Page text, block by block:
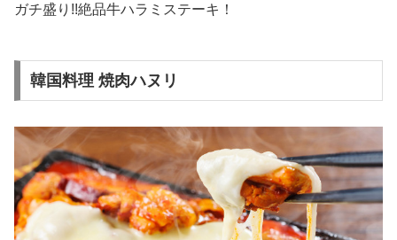
ガチ盛り!!絶品牛ハラミステーキ！
韓国料理 焼肉ハヌリ